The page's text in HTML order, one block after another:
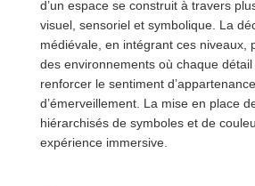
d’un espace se construit à travers
visuel, sensoriel et symbolique. La
médiévale, en intégrant ces niveaux,
des environnements où chaque
renforcer le sentiment
d’émerveillement. La mise en place
hiérarchisés de symboles et de
expérience immersive.